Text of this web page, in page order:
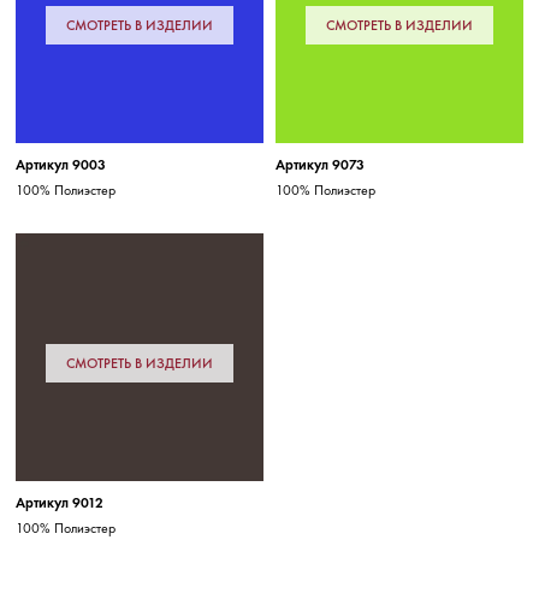
СМОТРЕТЬ В ИЗДЕЛИИ
Артикул 9003
100% Полиэстер
СМОТРЕТЬ В ИЗДЕЛИИ
Артикул 9073
100% Полиэстер
СМОТРЕТЬ В ИЗДЕЛИИ
Артикул 9012
100% Полиэстер